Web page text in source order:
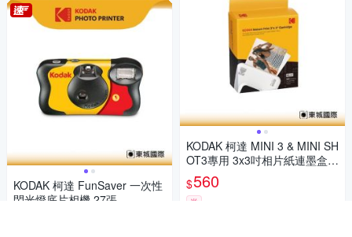
KODAK 柯達 FunSaver 一次性
閃光燈底片相機 27張
KODAK 柯達 MINI 3 & MINI SH
OT3專用 3x3吋相片紙連墨盒(3
0張) 公司貨
$560
券